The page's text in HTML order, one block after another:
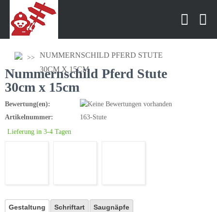
NUMMERNSCHILD PFERD STUTE
30CM X 15CM
Nummernschild Pferd Stute
30cm x 15cm
Bewertung(en):
Artikelnummer:
163-Stute
Lieferung in 3-4 Tagen
Gestaltung Schriftart Saugnäpfe